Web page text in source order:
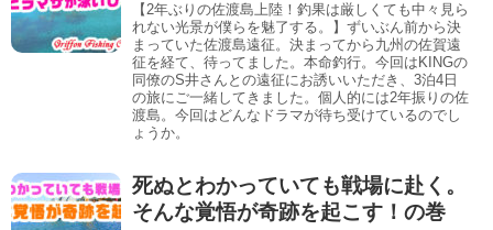
【2年ぶりの佐渡島上陸！釣果は厳しくても中々見ら
れない光景が僕らを魅了する。】ずいぶん前から決
まっていた佐渡島遠征。決まってから九州の佐賀遠
征を経て、待ってました。本命釣行。今回はKINGの
同僚のS井さんとの遠征にお誘いいただき、3泊4日
の旅にご一緒してきました。個人的には2年振りの佐
渡島。今回はどんなドラマが待ち受けているのでし
ょうか。
死ぬとわかっていても戦場に赴く。
そんな覚悟が奇跡を起こす！の巻